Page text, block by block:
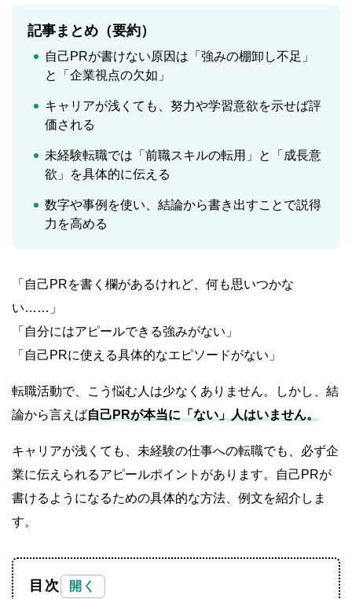
記事まとめ（要約）
自己PRが書けない原因は「強みの棚卸し不足」
と「企業視点の欠如」
キャリアが浅くても、努力や学習意欲を示せば評
価される
未経験転職では「前職スキルの転用」と「成長意
欲」を具体的に伝える
数字や事例を使い、結論から書き出すことで説得
力を高める
「自己PRを書く欄があるけれど、何も思いつかな
い……」
「自分にはアピールできる強みがない」
「自己PRに使える具体的なエピソードがない」
転職活動で、こう悩む人は少なくありません。しかし、結
論から言えば自己PRが本当に「ない」人はいません。
キャリアが浅くても、未経験の仕事への転職でも、必ず企
業に伝えられるアピールポイントがあります。自己PRが
書けるようになるための具体的な方法、例文を紹介しま
す。
目次